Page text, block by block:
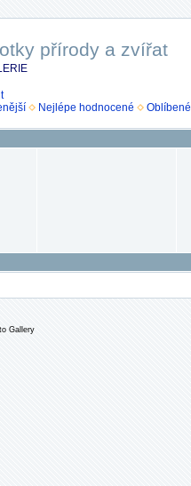
přírody a zvířat
Nejlépe hodnocené Oblíbené
Gallery